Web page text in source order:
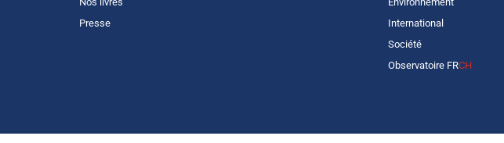
Presse
International
Société
Observatoire FRCH